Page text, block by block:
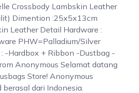
Crossbody Lambskin Leather
Dimention :25x5x13cm
Leather Detail Hardware :
PHW=Palladium/Silver
: -Hardbox + Ribbon -Dustbag -
Anonymous Selamat datang
Store! Anonymous
dari Indonesia.